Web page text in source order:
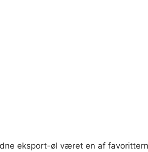
eksport-øl været en af